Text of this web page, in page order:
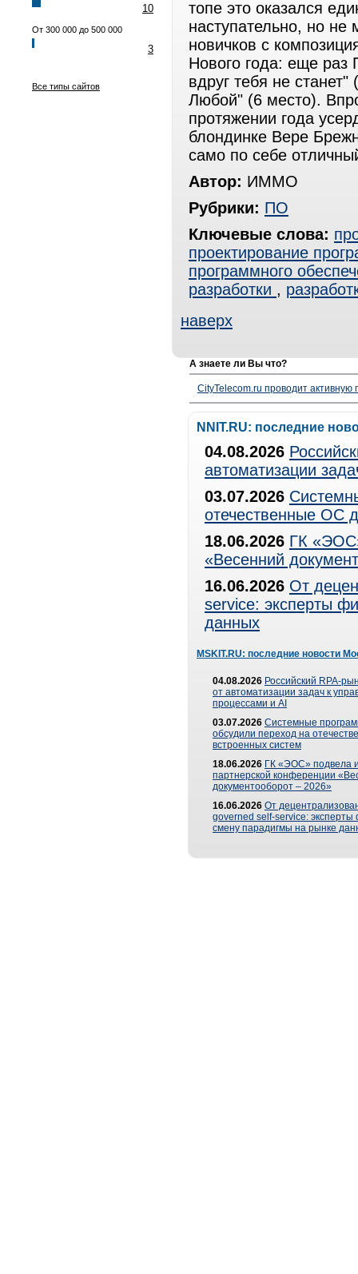
10
От 300 000 до 500 000
3
Все типы сайтов
топе это оказался
наступательно, но
новичков с
Нового года: еще раз
вдруг тебя не
Любой" (6 место).
протяжении года
блондинке Вере
само по себе
Автор: ИММО
Рубрики: ПО
Ключевые слова:
проектирование
программного
разработки ,
наверх
А знаете ли Вы что?
CityTelecom.ru проводит активную
NNIT.RU: последние
04.08.2026
автоматизации
03.07.2026
отечественные ОС
18.06.2026 ГК
«Весенний
16.06.2026 От
service: эксперты
данных
MSKIT.RU: последние новости
04.08.2026 Российский RPA-
от автоматизации задач к
процессами и AI
03.07.2026 Системные
обсудили переход на
встроенных систем
18.06.2026 ГК «ЭОС» подвела
партнерской конференции
документооборот – 2026»
16.06.2026 От
governed self-service: эксперты
смену парадигмы на рынке